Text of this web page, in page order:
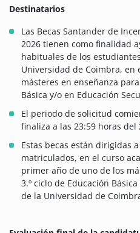
Destinatarios
Las Becas Santander de
2026 tienen como finalidad
habituales de los
Universidad de Coimbra,
másteres en enseñanza
Básica y/o en Educación
El periodo de solicitud
finaliza a las 23:59 horas del
Estas becas están dirigidas
matriculados, en el curso
primer año de uno de los
3.º ciclo de Educación
de la Universidad de